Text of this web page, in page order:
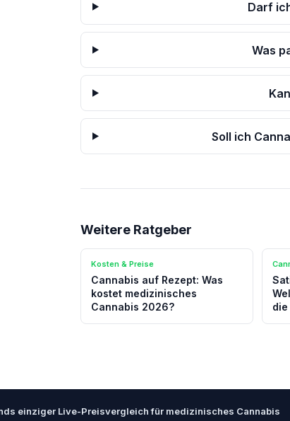
Darf
Was
Soll ich
Weitere Ratgeber
Kosten & Preise
Cannabis auf Rezept: Was
kostet medizinisches
Cannabis 2026?
einziger Live-Preisvergleich für medizinisches Cannabis